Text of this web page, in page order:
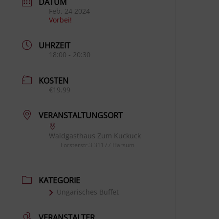
Feb. 24 2024
Vorbei!
UHRZEIT
18:00 - 20:30
KOSTEN
€19.99
VERANSTALTUNGSORT
Waldgasthaus Zum Kuckuck
Försterstr.3 31177 Harsum
KATEGORIE
Ungarisches Buffet